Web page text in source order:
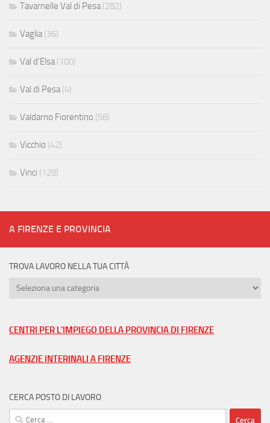
Tavarnelle Val di Pesa(282)
Vaglia(36)
Val d'Elsa(100)
Val di Pesa(4)
Valdarno Fiorentino (58)
Vicchio (42)
Vinci (128)
A FIRENZE E PROVINCIA
TROVA LAVORO NELLA TUA CITTÀ
Trova
tua
CENTRI PER L'IMPIEGO DELLA PROVINCIA DI FIRENZE
AGENZIE INTERINALI A FIRENZE
CERCA POSTO DI LAVORO
Ricerca